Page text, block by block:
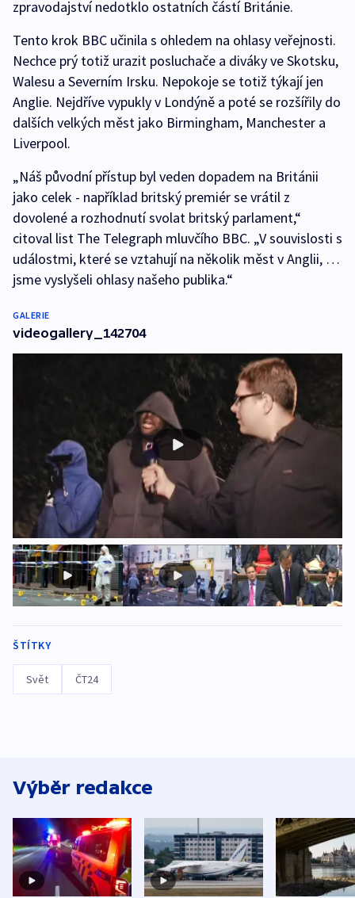
zpravodajství nedotklo ostatních částí Británie.
Tento krok BBC učinila s ohledem na ohlasy veřejnosti.
Nechce prý totiž urazit posluchače a diváky ve Skotsku,
Walesu a Severním Irsku. Nepokoje se totiž týkají jen
Anglie. Nejdříve vypukly v Londýně a poté se rozšířily do
dalších velkých měst jako Birmingham, Manchester a
Liverpool.
„Náš původní přístup byl veden dopadem na Británii
jako celek - například britský premiér se vrátil z
dovolené a rozhodnutí svolat britský parlament,“
citoval list The Telegraph mluvčího BBC. „V souvislosti s
událostmi, které se vztahují na několik měst v Anglii, …
jsme vyslyšeli ohlasy našeho publika.“
GALERIE
videogallery_142704
ŠTÍTKY
Svět ČT24
Výběr redakce